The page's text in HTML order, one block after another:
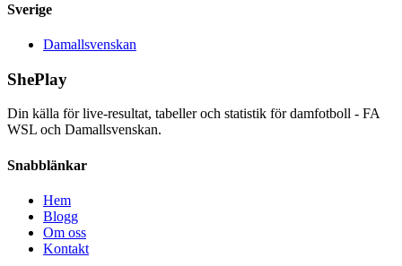
Sverige
Damallsvenskan
ShePlay
Din källa för live-resultat, tabeller och statistik för damfotboll - FA
WSL och Damallsvenskan.
Snabblänkar
Hem
Blogg
Om oss
Kontakt